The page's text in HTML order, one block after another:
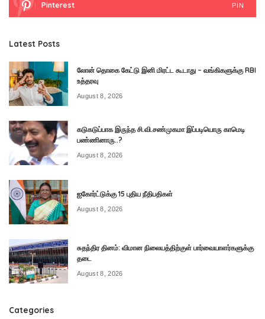
Pinterest PIN
Latest Posts
லோன் தொகை கேட்டு இனி மிரட்ட கூடாது – வங்கிகளுக்கு RBI
உத்தரவு
August 8, 2026
கடுகடுப்பாக இருந்த சி.வி.சண்முகமா இப்படியொரு காமெடி
பண்ணினாரு..?
August 8, 2026
ஐகோர்ட்டுக்கு 15 புதிய நீதிபதிகள்
August 8, 2026
சுதந்திர தினம்: விமான நிலையத்திற்குள் பார்வையாளர்களுக்கு
தடை
August 8, 2026
Categories